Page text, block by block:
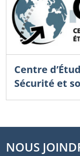
Centre
Sécurité et
NOUS